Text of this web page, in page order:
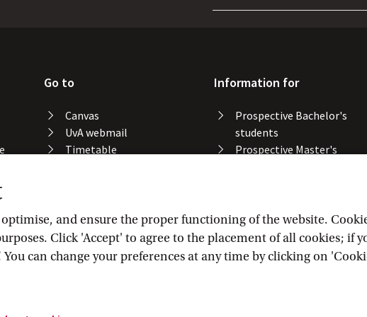
optimise, and ensure the proper functioning of the website.
Click 'Accept' to agree to the placement of all cookies; if
You can change your preferences at any time by clicking on
Go to
Canvas
UvA webmail
Timetable
Study results
Lost & found
Course registration
Information for
Prospective Bachelor's
students
Prospective Master's